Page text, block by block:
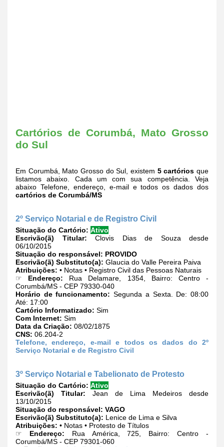
Cartórios de Corumbá, Mato Grosso
do Sul
Em Corumbá, Mato Grosso do Sul, existem 5 cartórios que
listamos abaixo. Cada um com sua competência. Veja
abaixo Telefone, endereço, e-mail e todos os dados dos
cartórios de Corumbá/MS
2º Serviço Notarial e de Registro Civil
Situação do Cartório: Ativo
Escrivão(ã) Titular: Clovis Dias de Souza desde
06/10/2015
Situação do responsável: PROVIDO
Escrivão(ã) Substituto(a): Glaucia do Valle Pereira Paiva
Atribuições: • Notas • Registro Civil das Pessoas Naturais
☞ Endereço: Rua Delamare, 1354, Bairro: Centro -
Corumbá/MS - CEP 79330-040
Horário de funcionamento: Segunda a Sexta. De: 08:00
Até: 17:00
Cartório Informatizado: Sim
Com Internet: Sim
Data da Criação: 08/02/1875
CNS: 06.204-2
Telefone, endereço, e-mail e todos os dados do 2º
Serviço Notarial e de Registro Civil
3º Serviço Notarial e Tabelionato de Protesto
Situação do Cartório: Ativo
Escrivão(ã) Titular: Jean de Lima Medeiros desde
13/10/2015
Situação do responsável: VAGO
Escrivão(ã) Substituto(a): Lenice de Lima e Silva
Atribuições: • Notas • Protesto de Títulos
☞ Endereço: Rua América, 725, Bairro: Centro -
Corumbá/MS - CEP 79301-060